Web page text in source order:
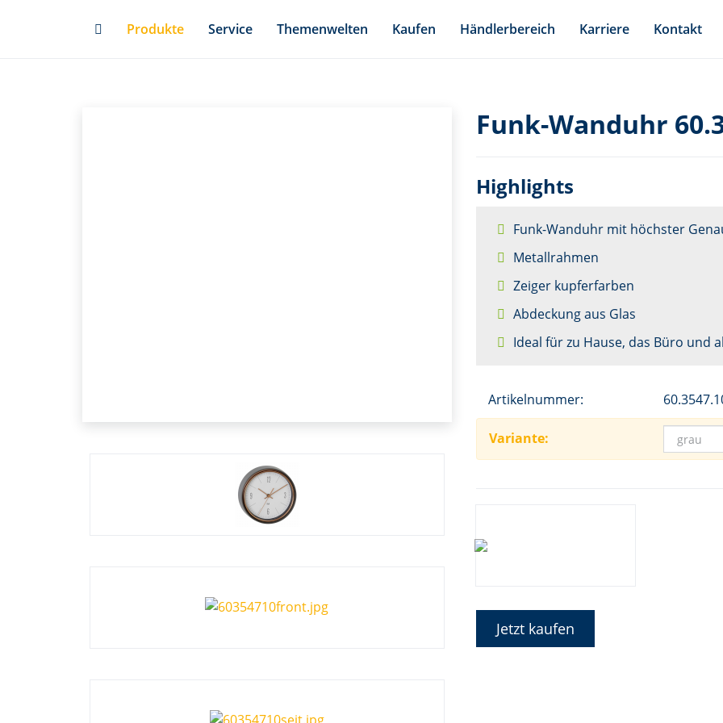
Produkte Service Themenwelten Kaufen Händlerbereich Karriere Kontakt
Funk-Wanduhr
Highlights
Funk-Wanduhr mit höchster
Metallrahmen
Zeiger kupferfarben
Abdeckung aus Glas
Ideal für zu Hause, das Büro und
Artikelnummer:
Variante:
Jetzt kaufen